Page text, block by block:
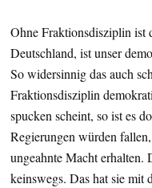
Ohne Fraktionsdisziplin ist
Deutschland, ist unser
So widersinnig das auch
Fraktionsdisziplin
spucken scheint, so ist es
Regierungen würden
ungeahnte Macht
keinswegs. Das hat sie mit